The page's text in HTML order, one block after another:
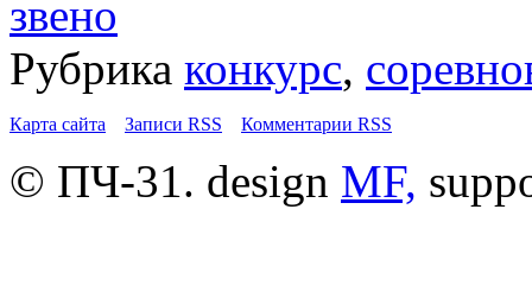
звено
Рубрика конкурс,
Карта сайта Записи RSS Комментарии RSS
© ПЧ-31. design MF,